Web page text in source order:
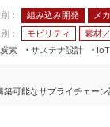
： 組み込み開発 メ
：
モビリティ 素材
素
サステナ設計 IoT
全 JIMTOF
可能なサプライチェーン